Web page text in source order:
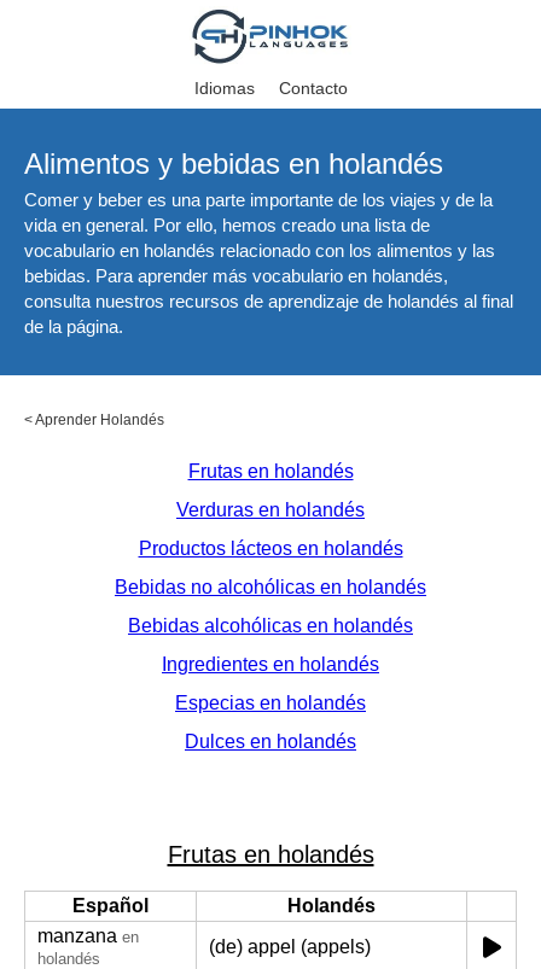
Idiomas Contacto
Alimentos y bebidas en holandés
Comer y beber es una parte importante de los viajes y de la
vida en general. Por ello, hemos creado una lista de
vocabulario en holandés relacionado con los alimentos y las
bebidas. Para aprender más vocabulario en holandés,
consulta nuestros recursos de aprendizaje de holandés al final
de la página.
<Aprender Holandés
Frutas en holandés
Verduras en holandés
Productos lácteos en holandés
Bebidas no alcohólicas en holandés
Bebidas alcohólicas en holandés
Ingredientes en holandés
Especias en holandés
Dulces en holandés
Frutas en holandés
Español
Holandés
manzana en
holandés
(de) appel (appels)